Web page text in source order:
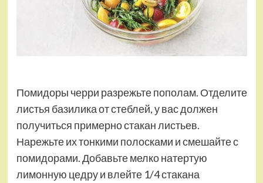
Помидоры черри разрежьте пополам. Отделите
листья базилика от стеблей, у вас должен
получиться примерно стакан листьев.
Нарежьте их тонкими полосками и смешайте с
помидорами. Добавьте мелко натертую
лимонную цедру и влейте 1/4 стакана